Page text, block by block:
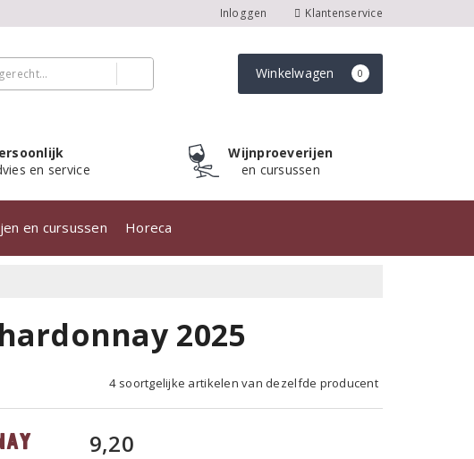
Inloggen Klantenservice
Winkelwagen 0
en service
Wijnproeverijen
en cursussen
en cursussen Horeca
2025
4 soortgelijke artikelen van dezelfde producent
9,20